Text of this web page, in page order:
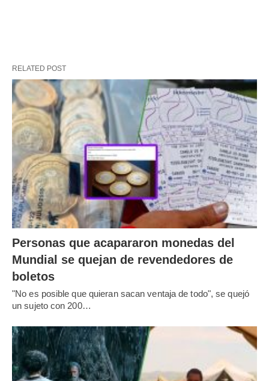
RELATED POST
Personas que acapararon monedas del
Mundial se quejan de revendedores de
boletos
"No es posible que quieran sacan ventaja de todo", se quejó
un sujeto con 200…